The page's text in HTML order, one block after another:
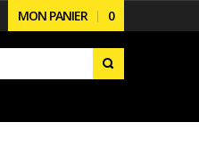
MON PANIER 0